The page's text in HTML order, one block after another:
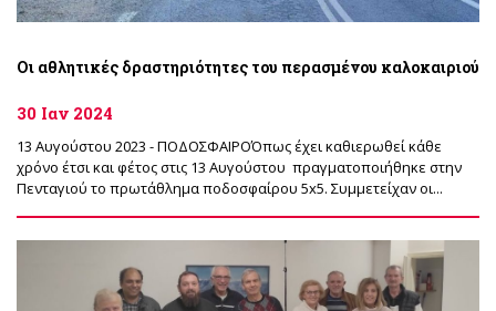
Οι αθλητικές δραστηριότητες του περασμένου καλοκαιριού
30 Ιαν 2024
13 Αυγούστου 2023 - ΠΟΔΟΣΦΑΙΡΟΌπως έχει καθιερωθεί κάθε
χρόνο έτσι και φέτος στις 13 Αυγούστου πραγματοποιήθηκε στην
Πενταγιού το πρωτάθλημα ποδοσφαίρου 5x5. Συμμετείχαν οι...